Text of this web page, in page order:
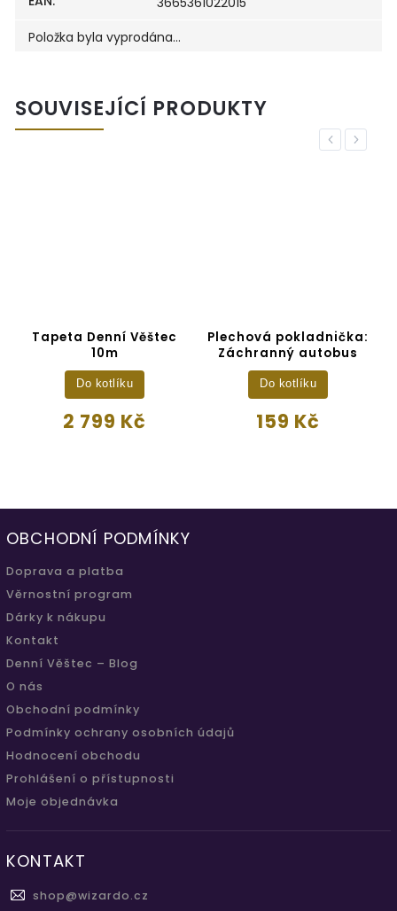
Položka byla vyprodána…
SOUVISEJÍCÍ PRODUKTY
Previous
Tapeta Denní Věštec
10m
2 799 Kč
Do kotlíku
Plechová pokladnička:
Záchranný autobus
159 Kč
Do kotlíku
Next
OBCHODNÍ PODMÍNKY
Doprava a platba
Věrnostní program
Dárky k nákupu
Kontakt
Denní Věštec – Blog
O nás
Obchodní podmínky
Podmínky ochrany osobních údajů
Hodnocení obchodu
Prohlášení o přístupnosti
Moje objednávka
KONTAKT
shop@wizardo.cz